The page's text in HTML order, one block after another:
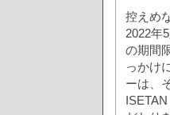
控えめ
2022年
の期間
っかけ
ーは、